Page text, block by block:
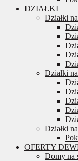
DZIAŁKI
Działki
Działki
Działki
OFERTY
Domy na